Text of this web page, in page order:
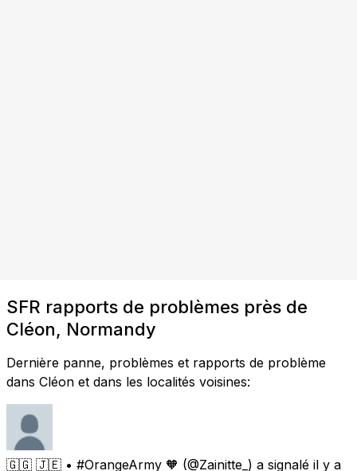
SFR rapports de problèmes près de
Cléon, Normandy
Dernière panne, problèmes et rapports de problème
dans Cléon et dans les localités voisines:
🇬🇬 🇯🇪 • #OrangeArmy 🧡 (@Zainitte_) a signalé il y a